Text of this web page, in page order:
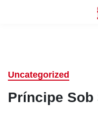
Uncategorized
Príncipe Sob